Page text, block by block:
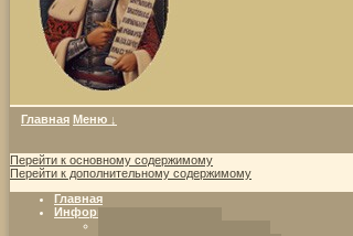
Главная Меню ↓
Перейти к основному содержимому
Перейти к дополнительному содержимому
Главная
Информация о фонде